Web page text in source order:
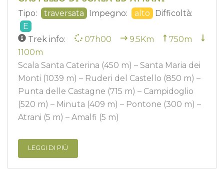
Tipo: traversata Impegno: alto
Difficoltà:
E
Trek info:
07h00 9.5Km
750m
1100m
Scala Santa Caterina (450 m) – Santa Maria dei
Monti (1039 m) – Ruderi del Castello (850 m) –
Punta delle Castagne (715 m) – Campidoglio
(520 m) – Minuta (409 m) – Pontone (300 m) –
Atrani (5 m) – Amalfi (5 m)
LEGGI DI PIÙ